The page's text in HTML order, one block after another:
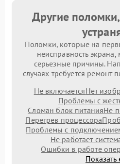
Другие
Поломки, которые на
неисправность экрана,
серьезные причины.
случаях требуется ремонт
Не включаетсяНет
Проблемы с
Сломан блок питанияНе
Перегрев процессора
Проблемы с
Не работает
Ошибки в работе
Показать